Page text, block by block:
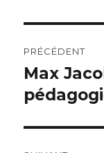
de
l’article
PRÉCÉDENT
Article
précédent :
Max